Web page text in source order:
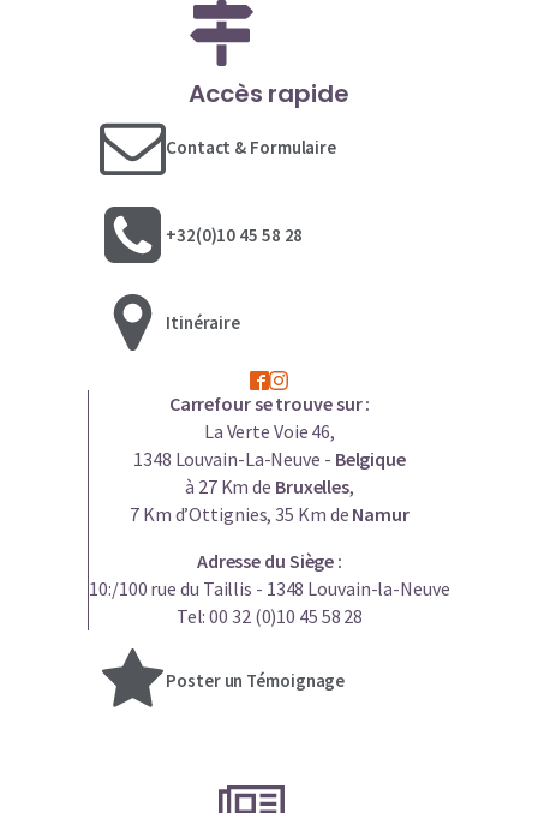
Accès rapide
Contact & Formulaire
+32(0)10 45 58 28
Itinéraire
Carrefour se trouve sur :
La Verte Voie 46,
1348 Louvain-La-Neuve - Belgique
à 27 Km de Bruxelles,
7 Km d’Ottignies, 35 Km de Namur
Adresse du Siège :
10:/100 rue du Taillis - 1348 Louvain-la-Neuve
Tel: 00 32 (0)10 45 58 28
Poster un Témoignage